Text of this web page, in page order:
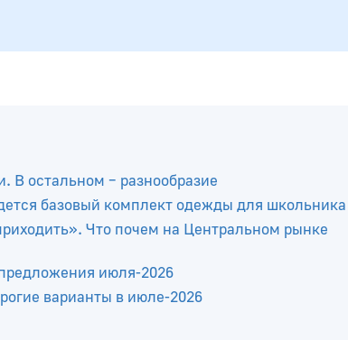
остальном – разнообразие
базовый комплект одежды для школьника
Что почем на Центральном рынке